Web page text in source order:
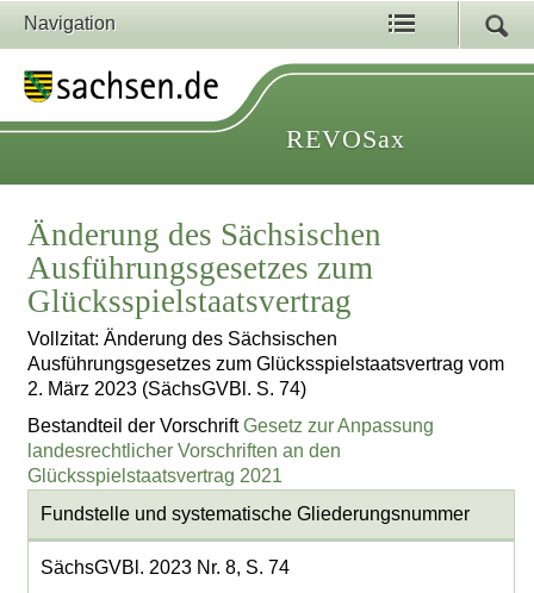
Navigation
REVOSax
Änderung des Sächsischen
Ausführungsgesetzes zum
Glücksspielstaatsvertrag
Vollzitat: Änderung des Sächsischen
Ausführungsgesetzes zum Glücksspielstaatsvertrag vom
2. März 2023 (SächsGVBl. S. 74)
Bestandteil der VorschriftGesetz zur Anpassung
landesrechtlicher Vorschriften an den
Glücksspielstaatsvertrag 2021
Fundstelle und systematische Gliederungsnummer
SächsGVBl. 2023 Nr. 8, S. 74